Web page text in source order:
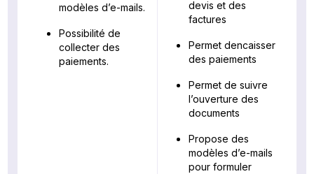
modèles d’e-mails.
Possibilité de
collecter des
paiements.
devis et des
factures
Permet dencaisser
des paiements
Permet de suivre
l’ouverture des
documents
Propose des
modèles d’e-mails
pour formuler